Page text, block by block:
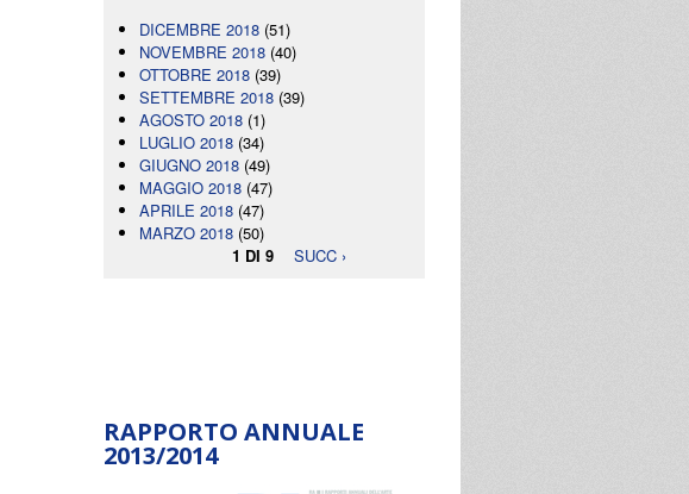
DICEMBRE 2018 (51)
NOVEMBRE 2018 (40)
OTTOBRE 2018 (39)
SETTEMBRE 2018 (39)
AGOSTO 2018 (1)
LUGLIO 2018 (34)
GIUGNO 2018 (49)
MAGGIO 2018 (47)
APRILE 2018 (47)
MARZO 2018 (50)
1 DI 9
SUCC ›
RAPPORTO ANNUALE
2013/2014